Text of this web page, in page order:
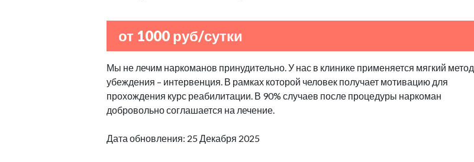
от 1000 руб/сутки
Мы не лечим наркоманов принудительно. У нас в клинике применяется мягкий метод
убеждения – интервенция. В рамках которой человек получает мотивацию для
прохождения курс реабилитации. В 90% случаев после процедуры наркоман
добровольно соглашается на лечение.
Дата обновления: 25 Декабря 2025